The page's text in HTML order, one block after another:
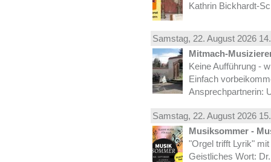
Kathrin Bickhardt-
Samstag, 22. August 2026
Mitmach-
Keine Aufführung -
Einfach
Ansprechpartnerin:
Samstag, 22. August 2026
Musiksommer -
"Orgel trifft Lyrik"
Geistliches Wort: